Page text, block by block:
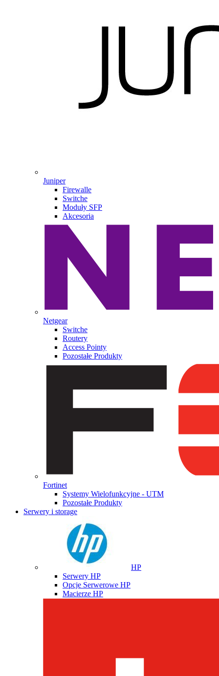
Juniper
Firewalle
Switche
Moduły SFP
Akcesoria
Netgear
Switche
Routery
Access Pointy
Pozostałe Produkty
Fortinet
Systemy Wielofunkcyjne - UTM
Pozostałe Produkty
Serwery i storage
HP
Serwery HP
Opcje Serwerowe HP
Macierze HP